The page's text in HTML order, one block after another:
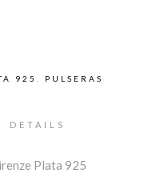
925 PULSERAS
DETAILS
Plata 925